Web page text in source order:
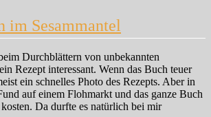
im Sesammantel
Durchblättern von unbekannten
Rezept interessant. Wenn das Buch teuer
ein schnelles Photo des Rezepts. Aber in
auf einem Flohmarkt und das ganze Buch
Da durfte es natürlich bei mir